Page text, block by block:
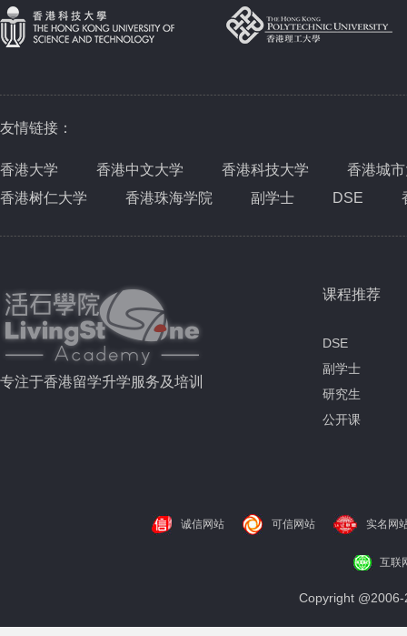
友情链接：
香港大学 香港中文大学 香港科技大学
香港城
香港树仁大学
香港珠海学院 副学士 DSE
专注于香港留学升学服务及培训
课程推荐
DSE
副学士
研究生
公开课
诚信网站 可信网站 实名网
互联
Copyright